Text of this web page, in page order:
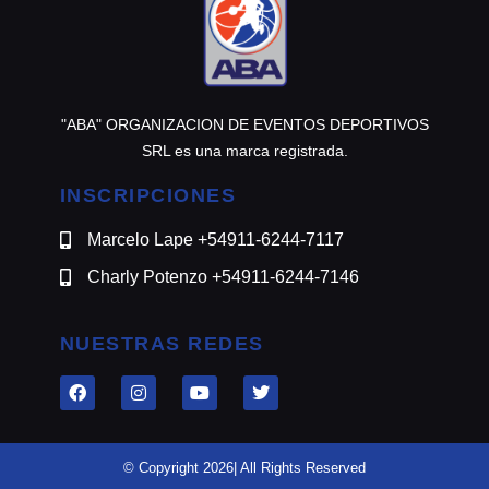
"ABA" ORGANIZACION DE EVENTOS DEPORTIVOS
SRL es una marca registrada.
INSCRIPCIONES
Marcelo Lape +54911-6244-7117
Charly Potenzo +54911-6244-7146
NUESTRAS REDES
© Copyright 2026| All Rights Reserved